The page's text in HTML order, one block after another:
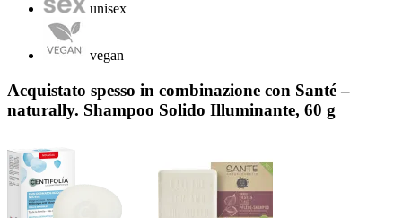
unisex
vegan
Acquistato spesso in combinazione con Santé –
naturally. Shampoo Solido Illuminante, 60 g